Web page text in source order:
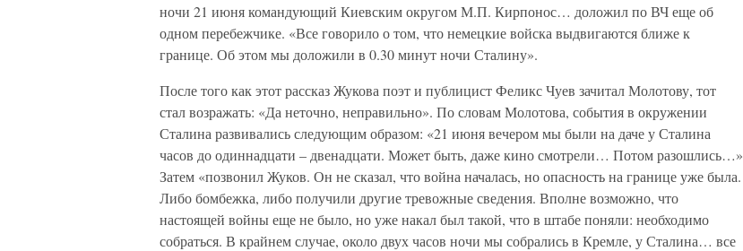
ночи 21 июня командующий Киевским округом М.П. Кирпонос… доложил по ВЧ еще об
одном перебежчике. «Все говорило о том, что немецкие войска выдвигаются ближе к
границе. Об этом мы доложили в 0.30 минут ночи Сталину».
После того как этот рассказ Жукова поэт и публицист Феликс Чуев зачитал Молотову, тот
стал возражать: «Да неточно, неправильно». По словам Молотова, события в окружении
Сталина развивались следующим образом: «21 июня вечером мы были на даче у Сталина
часов до одиннадцати – двенадцати. Может быть, даже кино смотрели… Потом разошлись…»
Затем «позвонил Жуков. Он не сказал, что война началась, но опасность на границе уже была.
Либо бомбежка, либо получили другие тревожные сведения. Вполне возможно, что
настоящей войны еще не было, но уже накал был такой, что в штабе поняли: необходимо
собраться. В крайнем случае, около двух часов ночи мы собрались в Кремле, у Сталина… все